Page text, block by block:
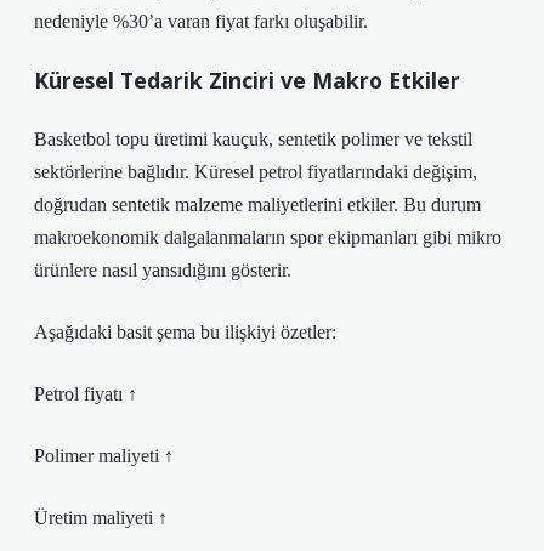
nedeniyle %30’a varan fiyat farkı oluşabilir.
Küresel Tedarik Zinciri ve Makro Etkiler
Basketbol topu üretimi kauçuk, sentetik polimer ve tekstil
sektörlerine bağlıdır. Küresel petrol fiyatlarındaki değişim,
doğrudan sentetik malzeme maliyetlerini etkiler. Bu durum
makroekonomik dalgalanmaların spor ekipmanları gibi mikro
ürünlere nasıl yansıdığını gösterir.
Aşağıdaki basit şema bu ilişkiyi özetler:
Petrol fiyatı ↑
Polimer maliyeti ↑
Üretim maliyeti ↑